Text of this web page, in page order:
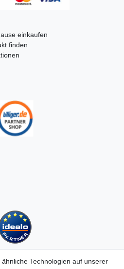
einkaufen
finden
Technologien auf unserer